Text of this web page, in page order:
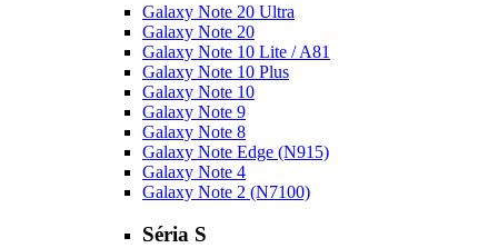
Galaxy Note 20 Ultra
Galaxy Note 20
Galaxy Note 10 Lite / A81
Galaxy Note 10 Plus
Galaxy Note 10
Galaxy Note 9
Galaxy Note 8
Galaxy Note Edge (N915)
Galaxy Note 4
Galaxy Note 2 (N7100)
Séria S